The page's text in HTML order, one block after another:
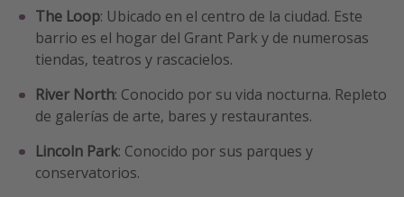
The Loop: Ubicado en el centro de la ciudad. Este
barrio es el hogar del Grant Park y de numerosas
tiendas, teatros y rascacielos.
River North: Conocido por su vida nocturna. Repleto
de galerías de arte, bares y restaurantes.
Lincoln Park: Conocido por sus parques y
conservatorios.